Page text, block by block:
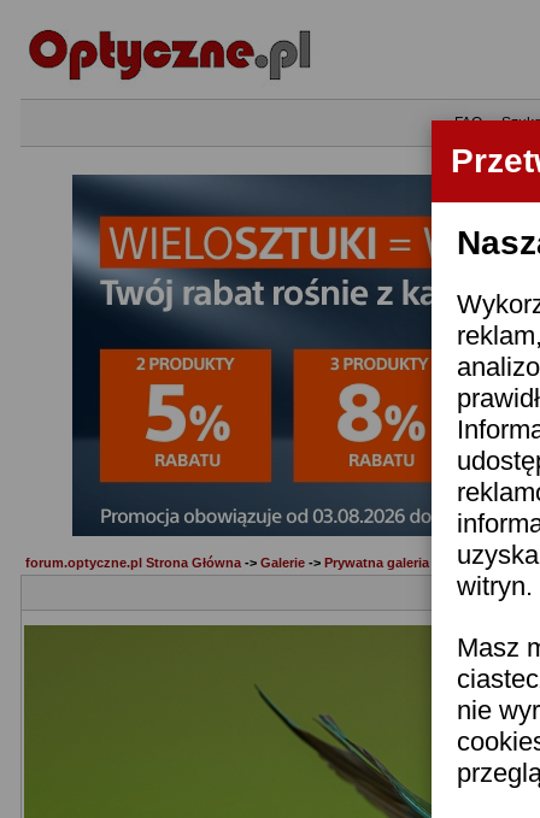
witryn.
Masz
nie
•FAQ•
forum.optyczne.pl Strona Główna -> Galerie -> Prywatna galeria Raftik